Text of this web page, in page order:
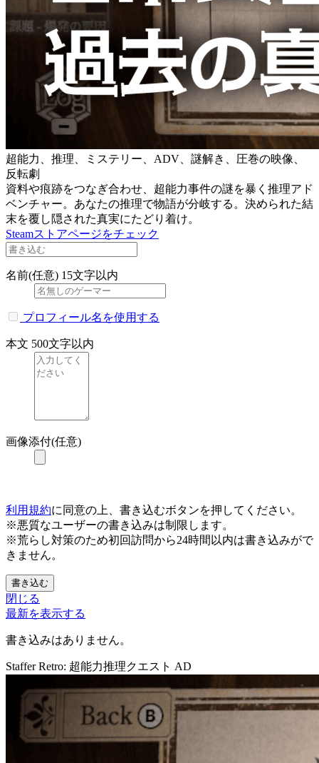
超能力、推理、ミステリー、ADV、謎解き、圧巻の映像、
反転劇
資料や痕跡をつなぎ合わせ、超能力事件の謎を暴く推理アド
ベンチャー。あなたの推理で物語が分岐する。決められた結
末を覆し隠された真実にたどり着け。
Steamストアページをチェック
名前(任意) 15文字以内
プロフィール名を使用する
本文 500文字以内
画像添付(任意)
利用規約に同意の上、書き込むボタンを押してください。
※悪質なユーザーの書き込みは制限します。
※荒らし対策のため初回訪問から24時間以内は書き込みがで
きません。
書き込む
閉じる
最新を表示する
書き込みはありません。
Staffer Retro: 超能力推理クエスト AD